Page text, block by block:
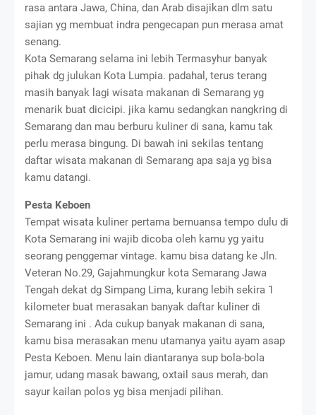
rasa antara Jawa, China, dan Arab disajikan dlm satu
sajian yg membuat indra pengecapan pun merasa amat
senang.
Kota Semarang selama ini lebih Termasyhur banyak
pihak dg julukan Kota Lumpia. padahal, terus terang
masih banyak lagi wisata makanan di Semarang yg
menarik buat dicicipi. jika kamu sedangkan nangkring di
Semarang dan mau berburu kuliner di sana, kamu tak
perlu merasa bingung. Di bawah ini sekilas tentang
daftar wisata makanan di Semarang apa saja yg bisa
kamu datangi.
Pesta Keboen
Tempat wisata kuliner pertama bernuansa tempo dulu di
Kota Semarang ini wajib dicoba oleh kamu yg yaitu
seorang penggemar vintage. kamu bisa datang ke Jln.
Veteran No.29, Gajahmungkur kota Semarang Jawa
Tengah dekat dg Simpang Lima, kurang lebih sekira 1
kilometer buat merasakan banyak daftar kuliner di
Semarang ini . Ada cukup banyak makanan di sana,
kamu bisa merasakan menu utamanya yaitu ayam asap
Pesta Keboen. Menu lain diantaranya sup bola-bola
jamur, udang masak bawang, oxtail saus merah, dan
sayur kailan polos yg bisa menjadi pilihan.